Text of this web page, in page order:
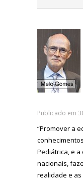
Publicado em
“Promover a
Pediátrica, e
nacionais,
realidade e